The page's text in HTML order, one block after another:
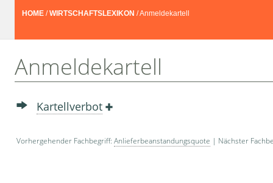
HOME /WIRTSCHAFTSLEXIKON / Anmeldekartell
Anmeldekartell
Kartellverbot
Vorhergehender Fachbegriff: Anlieferbeanstandungsquote | Nächster